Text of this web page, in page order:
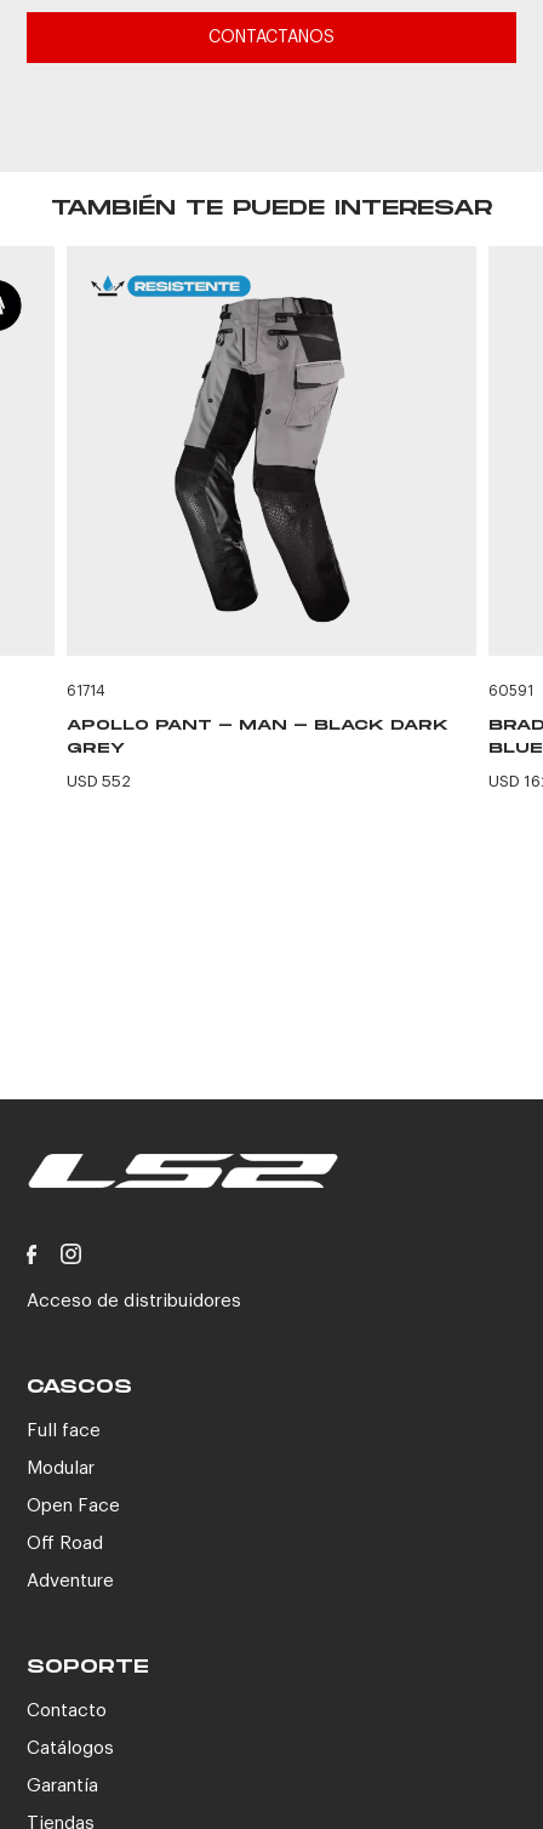
CONTACTANOS
TAMBIÉN TE PUEDE INTERESAR
61714
APOLLO PANT - MAN - BLACK DARK
GREY
USD 552
60591
BLUE
USD
Acceso de distribuidores
CASCOS
Full face
Modular
Open Face
Off Road
Adventure
SOPORTE
Contacto
Catálogos
Garantía
Tiendas